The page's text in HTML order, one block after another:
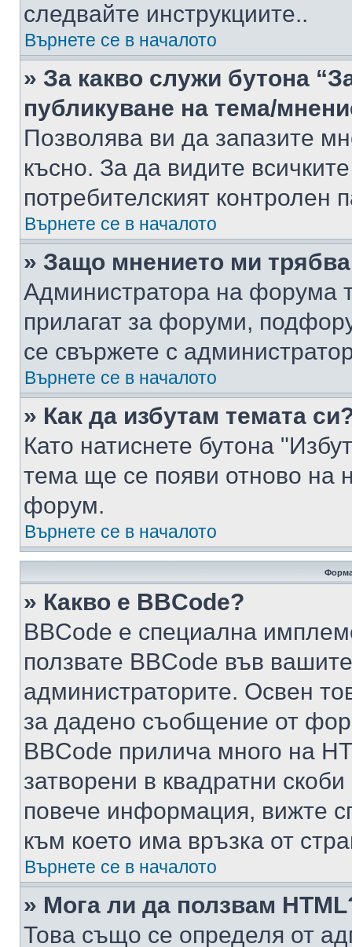
следвайте инструкциите..
Върнете се в началото
» За какво служи бутона
публикуване на тема/
Позволява ви да запазите
късно. За да видите
потребителският контролен
Върнете се в началото
» Защо мнението ми
Администратора на форума
прилагат за форуми,
се свържете с
Върнете се в началото
» Как да избутам темата
Като натиснете бутона
тема ще се появи отново на
форум.
Върнете се в началото
» Какво е BBCode?
BBCode е специална
ползвате BBCode във
администраторите. Освен
за дадено съобщение от
BBCode прилича много на
затворени в квадратни
повече информация, вижте
към което има връзка от
Върнете се в началото
» Мога ли да ползвам
Това също се определя от